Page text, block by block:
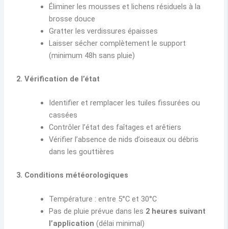
Éliminer les mousses et lichens résiduels à la
brosse douce
Gratter les verdissures épaisses
Laisser sécher complètement le support
(minimum 48h sans pluie)
2. Vérification de l’état
Identifier et remplacer les tuiles fissurées ou
cassées
Contrôler l’état des faîtages et arêtiers
Vérifier l’absence de nids d’oiseaux ou débris
dans les gouttières
3. Conditions météorologiques
Température : entre 5°C et 30°C
Pas de pluie prévue dans les 2 heures suivant
l’application (délai minimal)